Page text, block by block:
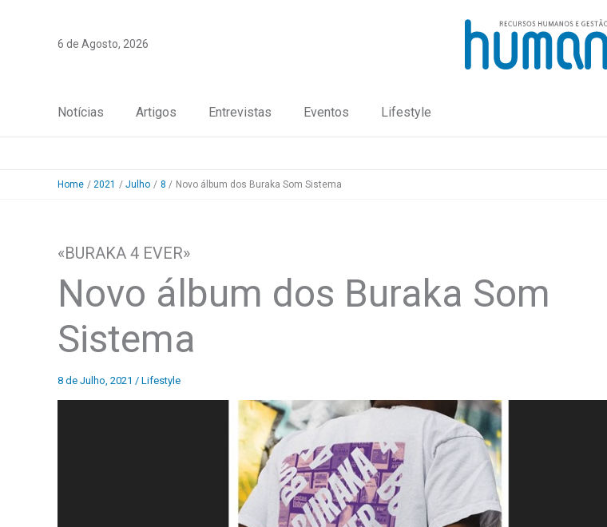
6 de Agosto, 2026
Notícias Artigos Entrevistas Eventos Lifestyle
Home 2021 Julho 8 Novo álbum dos Buraka Som Sistema
«BURAKA 4 EVER»
Novo álbum dos Buraka Som
Sistema
8 de Julho, 2021 / Lifestyle